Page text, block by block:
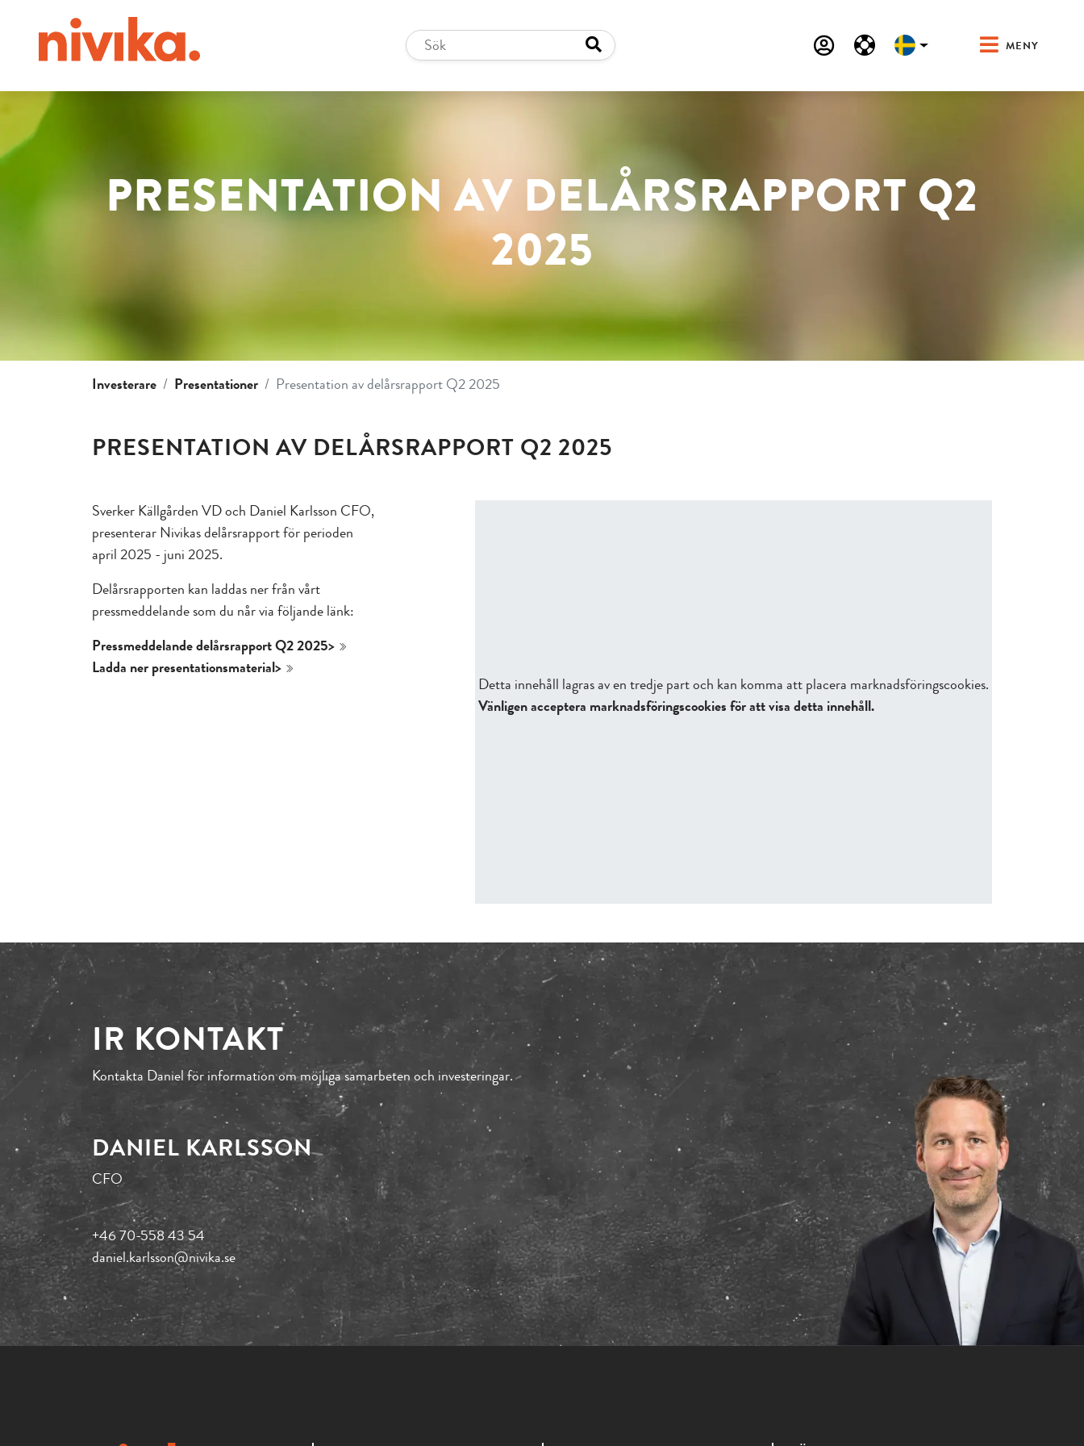
MENY
PRESENTATION AV DELÅRSRAPPORT Q2
2025
Investerare Presentationer Presentation av delårsrapport Q2 2025
PRESENTATION AV DELÅRSRAPPORT Q2 2025
Sverker Källgården VD och Daniel Karlsson CFO,
presenterar Nivikas delårsrapport för perioden
april 2025 - juni 2025.
Delårsrapporten kan laddas ner från vårt
pressmeddelande som du når via följande länk:
Pressmeddelande delårsrapport Q2 2025>
Ladda ner presentationsmaterial>
Detta innehåll lagras av en tredje part och kan komma att placera marknadsföringscookies.
Vänligen acceptera marknadsföringscookies för att visa detta innehåll.
IR KONTAKT
Kontakta Daniel för information om möjliga samarbeten och investeringar.
DANIEL KARLSSON
CFO
+46 70-558 43 54
daniel.karlsson@nivika.se